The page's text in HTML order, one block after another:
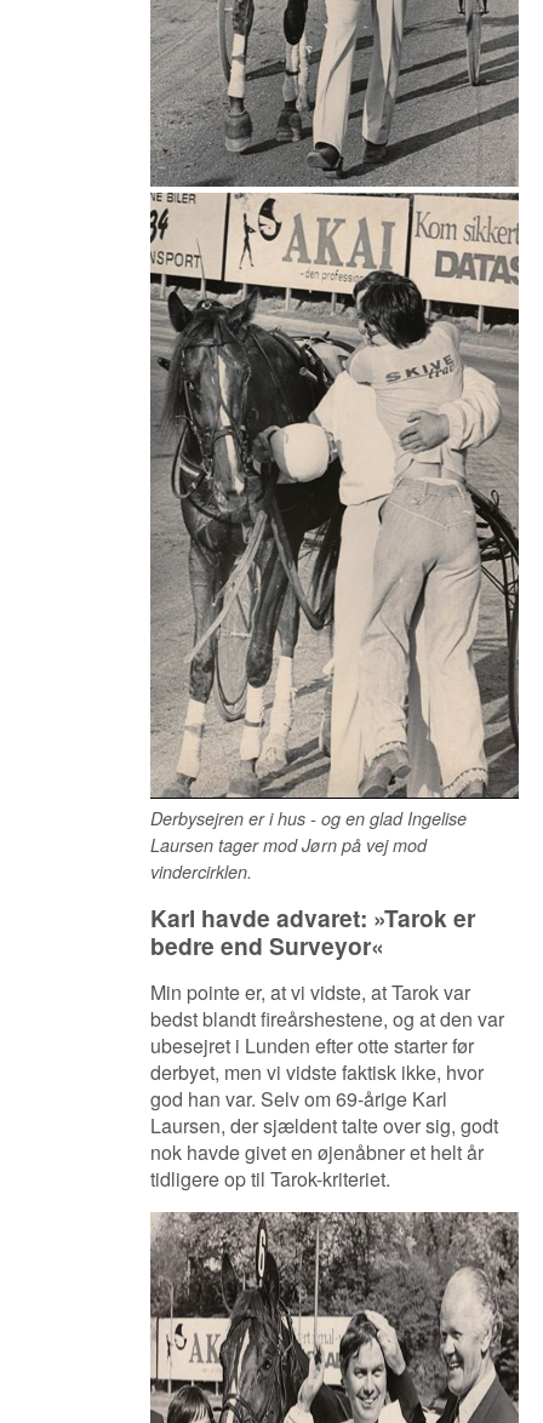
Derbysejren er i hus - og en glad Ingelise
Laursen tager mod Jørn på vej mod
vindercirklen.
Karl havde advaret: »Tarok er
bedre end Surveyor«
Min pointe er, at vi vidste, at Tarok var
bedst blandt fireårshestene, og at den var
ubesejret i Lunden efter otte starter før
derbyet, men vi vidste faktisk ikke, hvor
god han var. Selv om 69-årige Karl
Laursen, der sjældent talte over sig, godt
nok havde givet en øjenåbner et helt år
tidligere op til Tarok-kriteriet.